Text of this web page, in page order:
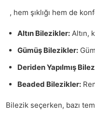
, hem şıklığı hem de
Altın Bilezikler: Altın,
Gümüş Bilezikler:
Deriden Yapılmış
Beaded Bilezikler:
Bilezik seçerken, bazı